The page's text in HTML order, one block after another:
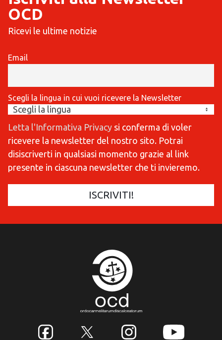
OCD
Ricevi le ultime notizie
Email
Scegli la lingua in cui vuoi ricevere la Newsletter
Letta l'Informativa Privacy si conferma di voler
ricevere la newsletter del nostro sito. Potrai
disiscriverti in qualsiasi momento grazie al link
presente in ciascuna newsletter che ti invieremo.